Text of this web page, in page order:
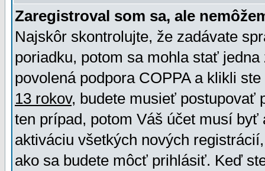
Zaregistroval som sa, ale
Najskôr skontrolujte, že zadávate
poriadku, potom sa mohla stať
povolená podpora COPPA a klikli
13 rokov, budete musieť postupovať
ten prípad, potom Váš účet musí
aktiváciu všetkých nových
ako sa budete môcť prihlásiť. Keď